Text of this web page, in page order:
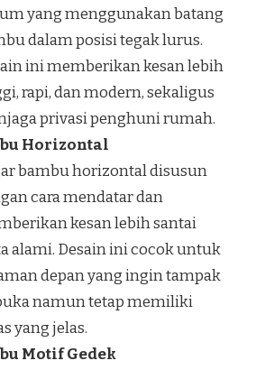
yang menggunakan batang
dalam posisi tegak lurus.
ini memberikan kesan lebih
rapi, dan modern, sekaligus
privasi penghuni rumah.
Horizontal
bambu horizontal disusun
cara mendatar dan
kesan lebih santai
alami. Desain ini cocok untuk
depan yang ingin tampak
namun tetap memiliki
yang jelas.
Motif Gedek